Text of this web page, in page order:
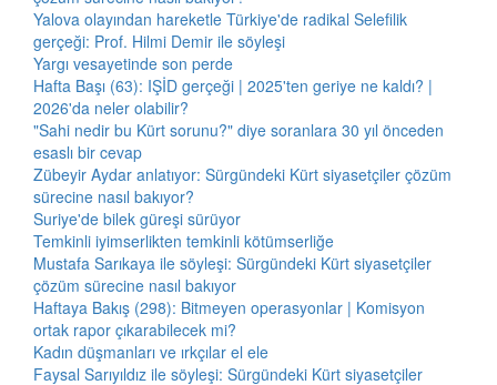
Yalova olayından hareketle Türkiye'de radikal Selefilik
gerçeği: Prof. Hilmi Demir ile söyleşi
Yargı vesayetinde son perde
Hafta Başı (63): IŞİD gerçeği | 2025'ten geriye ne kaldı? |
2026'da neler olabilir?
"Sahi nedir bu Kürt sorunu?" diye soranlara 30 yıl önceden
esaslı bir cevap
Zübeyir Aydar anlatıyor: Sürgündeki Kürt siyasetçiler çözüm
sürecine nasıl bakıyor?
Suriye'de bilek güreşi sürüyor
Temkinli iyimserlikten temkinli kötümserliğe
Mustafa Sarıkaya ile söyleşi: Sürgündeki Kürt siyasetçiler
çözüm sürecine nasıl bakıyor
Haftaya Bakış (298): Bitmeyen operasyonlar | Komisyon
ortak rapor çıkarabilecek mi?
Kadın düşmanları ve ırkçılar el ele
Faysal Sarıyıldız ile söyleşi: Sürgündeki Kürt siyasetçiler